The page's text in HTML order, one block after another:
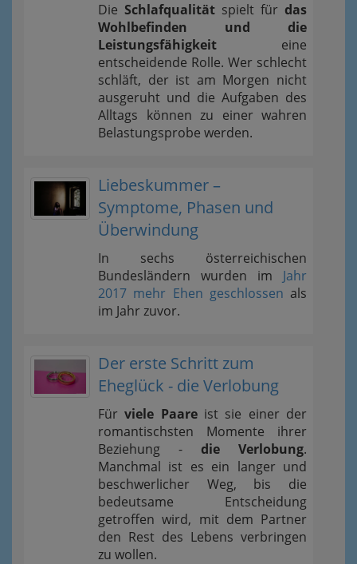
Die Schlafqualität spielt für das
Wohlbefinden und die
Leistungsfähigkeit eine
entscheidende Rolle. Wer schlecht
schläft, der ist am Morgen nicht
ausgeruht und die Aufgaben des
Alltags können zu einer wahren
Belastungsprobe werden.
Liebeskummer –
Symptome, Phasen und
Überwindung
In sechs österreichischen
Bundesländern wurden im Jahr
2017 mehr Ehen geschlossen als
im Jahr zuvor.
Der erste Schritt zum
Eheglück - die Verlobung
Fürviele Paareist sie einer der
romantischsten Momente ihrer
Beziehung - die Verlobung.
Manchmal ist es ein langer und
beschwerlicher Weg, bis die
bedeutsame Entscheidung
getroffen wird, mit dem Partner
den Rest des Lebens verbringen
zu wollen.